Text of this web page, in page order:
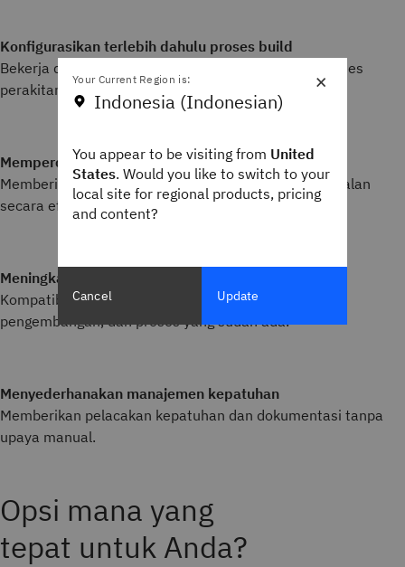
Konfigurasikan terlebih dahulu proses build
Bekerja dengan IDE untuk memberikan akses ke proses
perakitan perangkat lunak.
Mempercepat produktivitas
Memberikan optimalisasi proses pekerjaan agar berjalan
secara efisien.
Meningkatkan efisiensi tim
Kompatibel dengan skrip, file batch, alat bantu
pengembangan, dan proses yang sudah ada.
Menyederhanakan manajemen kepatuhan
Memberikan pelacakan kepatuhan dan dokumentasi tanpa
upaya manual.
Opsi mana yang
tepat untuk Anda?
×
Your Current Region is:
Indonesia (Indonesian)
You appear to be visiting from United
States. Would you like to switch to your
local site for regional products, pricing
and content?
Cancel Update